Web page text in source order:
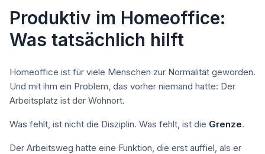
Produktiv im Homeoffice:
Was tatsächlich hilft
Homeoffice ist für viele Menschen zur Normalität geworden.
Und mit ihm ein Problem, das vorher niemand hatte: Der
Arbeitsplatz ist der Wohnort.
Was fehlt, ist nicht die Disziplin. Was fehlt, ist die Grenze.
Der Arbeitsweg hatte eine Funktion, die erst auffiel, als er